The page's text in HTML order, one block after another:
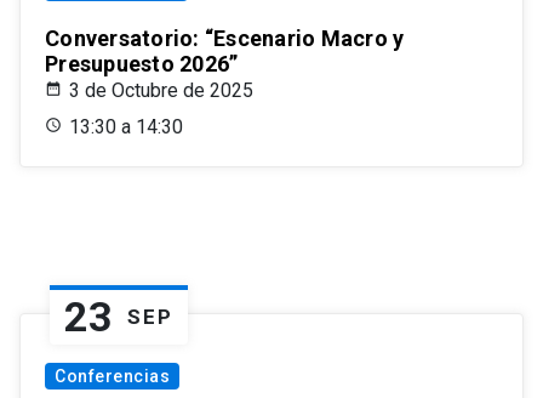
Conversatorio: “Escenario Macro y
Presupuesto 2026”
3 de Octubre de 2025
13:30 a 14:30
23 SEP
Conferencias